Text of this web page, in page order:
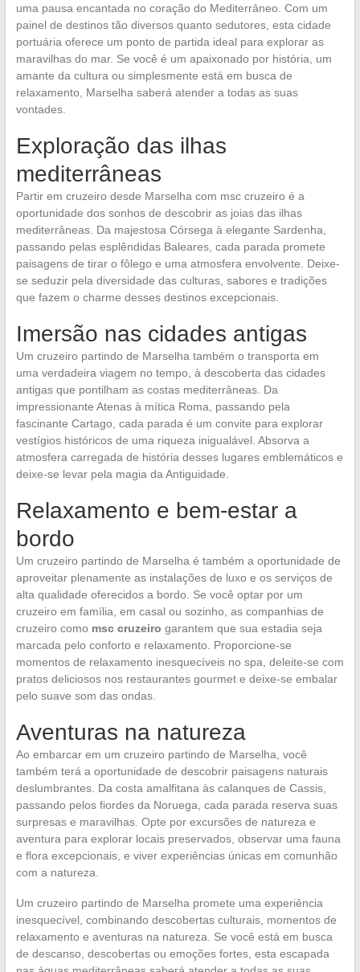
uma pausa encantada no coração do Mediterrâneo. Com um
painel de destinos tão diversos quanto sedutores, esta cidade
portuária oferece um ponto de partida ideal para explorar as
maravilhas do mar. Se você é um apaixonado por história, um
amante da cultura ou simplesmente está em busca de
relaxamento, Marselha saberá atender a todas as suas
vontades.
Exploração das ilhas
mediterrâneas
Partir em cruzeiro desde Marselha com msc cruzeiro é a
oportunidade dos sonhos de descobrir as joias das ilhas
mediterrâneas. Da majestosa Córsega à elegante Sardenha,
passando pelas esplêndidas Baleares, cada parada promete
paisagens de tirar o fôlego e uma atmosfera envolvente. Deixe-
se seduzir pela diversidade das culturas, sabores e tradições
que fazem o charme desses destinos excepcionais.
Imersão nas cidades antigas
Um cruzeiro partindo de Marselha também o transporta em
uma verdadeira viagem no tempo, à descoberta das cidades
antigas que pontilham as costas mediterrâneas. Da
impressionante Atenas à mítica Roma, passando pela
fascinante Cartago, cada parada é um convite para explorar
vestígios históricos de uma riqueza inigualável. Absorva a
atmosfera carregada de história desses lugares emblemáticos e
deixe-se levar pela magia da Antiguidade.
Relaxamento e bem-estar a
bordo
Um cruzeiro partindo de Marselha é também a oportunidade de
aproveitar plenamente as instalações de luxo e os serviços de
alta qualidade oferecidos a bordo. Se você optar por um
cruzeiro em família, em casal ou sozinho, as companhias de
cruzeiro como msc cruzeiro garantem que sua estadia seja
marcada pelo conforto e relaxamento. Proporcione-se
momentos de relaxamento inesquecíveis no spa, deleite-se com
pratos deliciosos nos restaurantes gourmet e deixe-se embalar
pelo suave som das ondas.
Aventuras na natureza
Ao embarcar em um cruzeiro partindo de Marselha, você
também terá a oportunidade de descobrir paisagens naturais
deslumbrantes. Da costa amalfitana às calanques de Cassis,
passando pelos fiordes da Noruega, cada parada reserva suas
surpresas e maravilhas. Opte por excursões de natureza e
aventura para explorar locais preservados, observar uma fauna
e flora excepcionais, e viver experiências únicas em comunhão
com a natureza.
Um cruzeiro partindo de Marselha promete uma experiência
inesquecível, combinando descobertas culturais, momentos de
relaxamento e aventuras na natureza. Se você está em busca
de descanso, descobertas ou emoções fortes, esta escapada